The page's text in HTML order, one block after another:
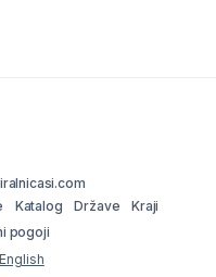
Katalog Države
Kraji
pogoji
English